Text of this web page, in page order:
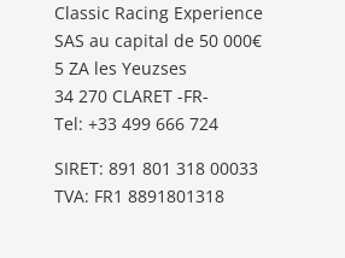
Classic Racing Experience
SAS au capital de 50 000€
5 ZA les Yeuzses
34 270 CLARET -FR-
Tel: ‭+33 499 666 724‬
SIRET: 891 801 318 00033
TVA: FR1 8891801318